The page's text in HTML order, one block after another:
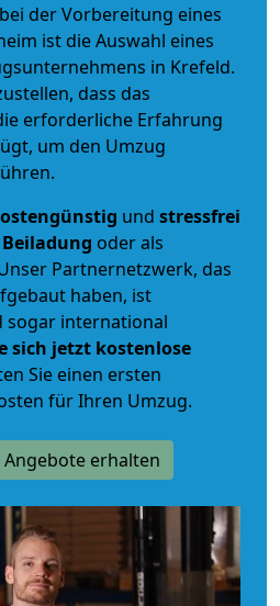
der Vorbereitung eines
ist die Auswahl eines
in Krefeld.
dass das
erforderliche Erfahrung
um den Umzug
und stressfrei
Beiladung oder als
Partnernetzwerk, das
haben, ist
sogar international
sich jetzt kostenlose
Sie einen ersten
für Ihren Umzug.
Angebote erhalten